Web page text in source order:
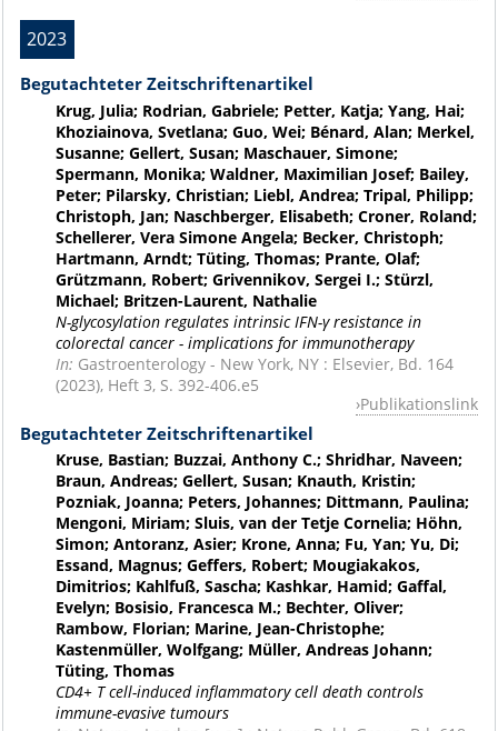
2023
Begutachteter Zeitschriftenartikel
Krug, Julia; Rodrian, Gabriele; Petter, Katja; Yang, Hai;
Khoziainova, Svetlana; Guo, Wei; Bénard, Alan; Merkel,
Susanne; Gellert, Susan; Maschauer, Simone;
Spermann, Monika; Waldner, Maximilian Josef; Bailey,
Peter; Pilarsky, Christian; Liebl, Andrea; Tripal, Philipp;
Christoph, Jan; Naschberger, Elisabeth; Croner, Roland;
Schellerer, Vera Simone Angela; Becker, Christoph;
Hartmann, Arndt; Tüting, Thomas; Prante, Olaf;
Grützmann, Robert; Grivennikov, Sergei I.; Stürzl,
Michael; Britzen-Laurent, Nathalie
N-glycosylation regulates intrinsic IFN-γ resistance in
colorectal cancer - implications for immunotherapy
In: Gastroenterology - New York, NY : Elsevier, Bd. 164
(2023), Heft 3, S. 392-406.e5
Publikationslink
Begutachteter Zeitschriftenartikel
Kruse, Bastian; Buzzai, Anthony C.; Shridhar, Naveen;
Braun, Andreas; Gellert, Susan; Knauth, Kristin;
Pozniak, Joanna; Peters, Johannes; Dittmann, Paulina;
Mengoni, Miriam; Sluis, van der Tetje Cornelia; Höhn,
Simon; Antoranz, Asier; Krone, Anna; Fu, Yan; Yu, Di;
Essand, Magnus; Geffers, Robert; Mougiakakos,
Dimitrios; Kahlfuß, Sascha; Kashkar, Hamid; Gaffal,
Evelyn; Bosisio, Francesca M.; Bechter, Oliver;
Rambow, Florian; Marine, Jean-Christophe;
Kastenmüller, Wolfgang; Müller, Andreas Johann;
Tüting, Thomas
CD4+ T cell-induced inflammatory cell death controls
immune-evasive tumours